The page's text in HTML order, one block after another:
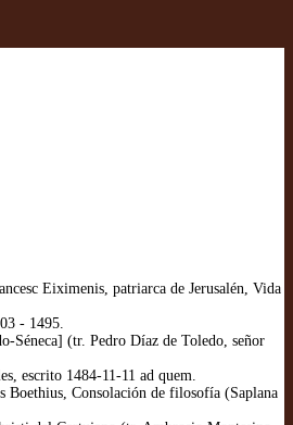
Eiximenis, patriarca de Jerusalén, Vida
- 1495.
(tr. Pedro Díaz de Toledo, señor
escrito 1484-11-11 ad quem.
Consolación de filosofía (Saplana